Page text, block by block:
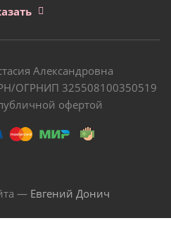
Александровна
ОГРНИП 325508100350519
офертой
— Евгений Донич